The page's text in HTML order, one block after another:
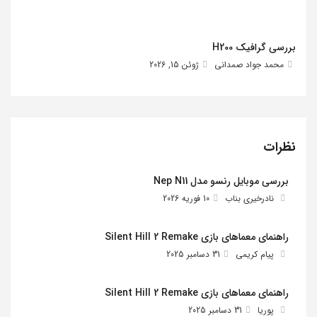
بررسی گرافیک H200
محمد جواد صمدانی ژوئن 15, 2026
نظرات
بررسی موبایل رنسو مدل Nep N11
نادرخیری بناب 10 فوریه 2026
راهنمای معماهای بازی Silent Hill 2 Remake
پیام کریمی 31 دسامبر 2025
راهنمای معماهای بازی Silent Hill 2 Remake
پوریا 31 دسامبر 2025